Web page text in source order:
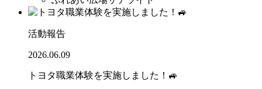
活動報告
2026.06.09
トヨタ職業体験を実施しました！🚙